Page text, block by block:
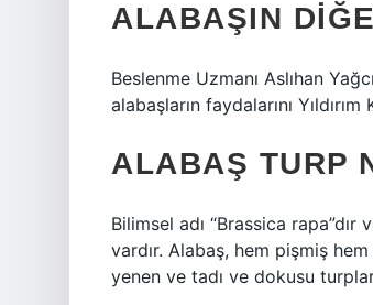
ALABAŞIN
Beslenme Uzmanı Aslıhan
alabaşların faydalarını
ALABAŞ TURP
Bilimsel adı “Brassica
vardır. Alabaş, hem pişmiş
yenen ve tadı ve dokusu